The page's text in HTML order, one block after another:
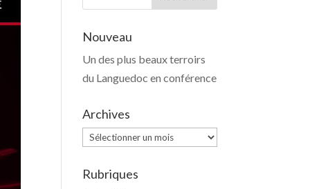
Nouveau
Un des plus beaux terroirs
du Languedoc en conférence
Archives
Archives
Rubriques